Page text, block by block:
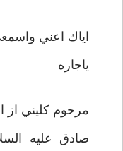
اياك اعني
ياجاره
مرحوم كليني از
صادق عليه